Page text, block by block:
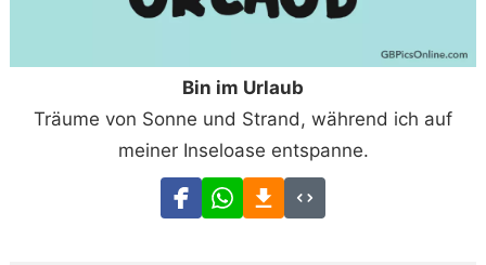
Bin im Urlaub
Träume von Sonne und Strand, während ich auf
meiner Inseloase entspanne.